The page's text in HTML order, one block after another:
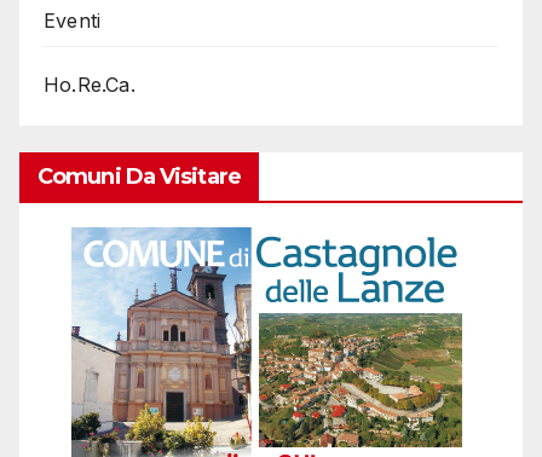
Eventi
Ho.Re.Ca.
Comuni Da Visitare